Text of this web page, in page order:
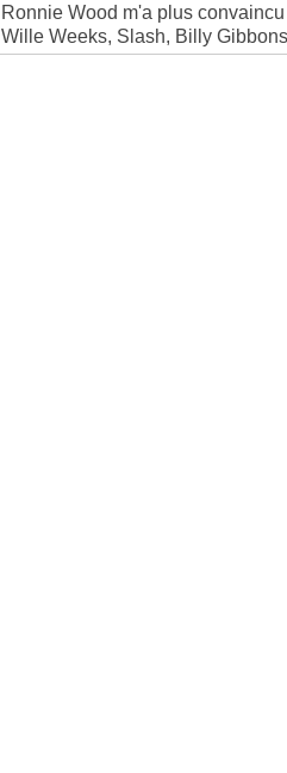
Ronnie Wood m'a plus
Wille Weeks, Slash, Billy